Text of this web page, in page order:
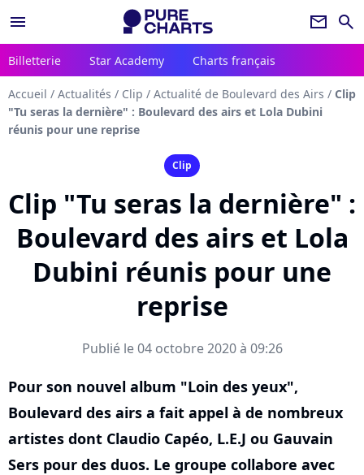
menu newsletter search
Billetterie Star Academy Charts français
Accueil / Actualités / Clip / Actualité de Boulevard des Airs / Clip
"Tu seras la dernière" : Boulevard des airs et Lola Dubini
réunis pour une reprise
Clip
Clip "Tu seras la dernière" :
Boulevard des airs et Lola
Dubini réunis pour une
reprise
Publié le 04 octobre 2020 à 09:26
Pour son nouvel album "Loin des yeux",
Boulevard des airs a fait appel à de nombreux
artistes dont Claudio Capéo, L.E.J ou Gauvain
Sers pour des duos. Le groupe collabore avec